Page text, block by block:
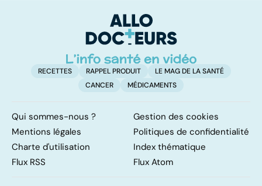
RECETTES RAPPEL PRODUIT
LE MAG DE LA SANTÉ
CANCER
MÉDICAMENTS
Qui sommes-nous ?
Gestion des cookies
Mentions légales
Politiques de confidentialité
Charte d'utilisation
Index thématique
Flux RSS
Flux Atom